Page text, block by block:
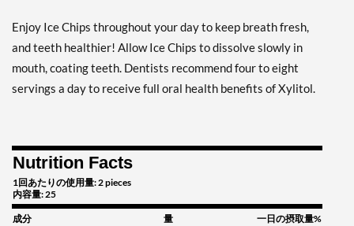
カートに入れる »
Clove Plus - Pouch 2 oz
販売価格: AU$10.41
Coffee - Pouch 2 oz
販売価格: AU$10.41
ディスカウント％ 7%
Enjoy Ice Chips throughout your day to keep breath fresh,
and teeth healthier! Allow Ice Chips to dissolve slowly in
mouth, coating teeth. Dentists recommend four to eight
servings a day to receive full oral health benefits of Xylitol.
Nutrition Facts
1回あたりの使用量: 2 pieces
内容量: 25
成分 量
一日の摂取量%